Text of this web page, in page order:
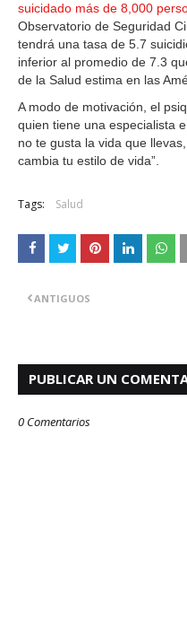
suicidado más de 8,000
Observatorio de Seguridad
tendrá una tasa de 5.7
inferior al promedio de 7.3
de la Salud estima en las
A modo de motivación, el
quien tiene una especialista
no te gusta la vida que
cambia tu estilo de vida”.
Tags: Salud
ANTIGUOS
PUBLICAR UN
0 Comentarios